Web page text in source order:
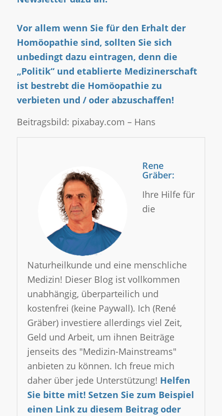
Vor allem wenn Sie für den Erhalt der
Homöopathie sind, sollten Sie sich
unbedingt dazu eintragen, denn die
„Politik“ und etablierte Medizinerschaft
ist bestrebt die Homöopathie zu
verbieten und / oder abzuschaffen!
Beitragsbild: pixabay.com – Hans
Rene
Gräber:
Ihre Hilfe für
die
Naturheilkunde und eine menschliche
Medizin! Dieser Blog ist vollkommen
unabhängig, überparteilich und
kostenfrei (keine Paywall). Ich (René
Gräber) investiere allerdings viel Zeit,
Geld und Arbeit, um ihnen Beiträge
jenseits des "Medizin-Mainstreams"
anbieten zu können. Ich freue mich
daher über jede Unterstützung! Helfen
Sie bitte mit! Setzen Sie zum Beispiel
einen Link zu diesem Beitrag oder